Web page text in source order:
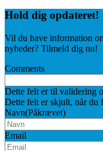
Hold dig opdateret!
Vil du have information
nyheder? Tilmeld dig nu!
Comments
Dette felt er til validering
Dette felt er skjult, når du
Navn(Påkrævet)
Email